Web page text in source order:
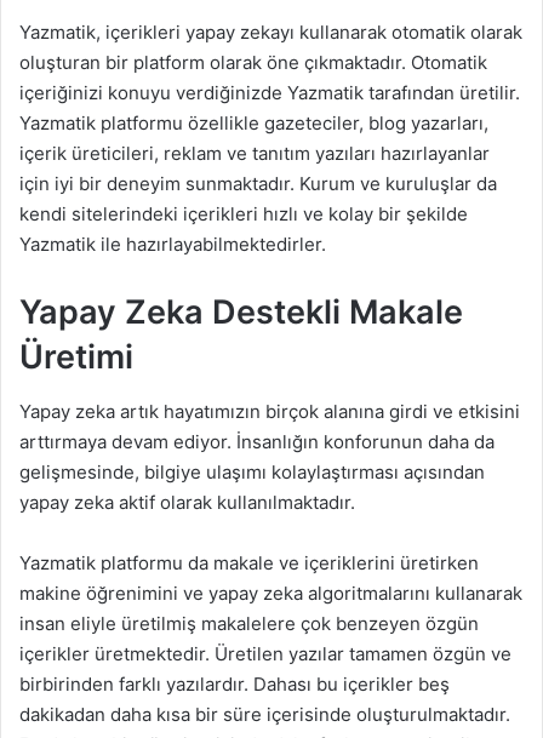
Yazmatik, içerikleri yapay zekayı kullanarak otomatik olarak
oluşturan bir platform olarak öne çıkmaktadır. Otomatik
içeriğinizi konuyu verdiğinizde Yazmatik tarafından üretilir.
Yazmatik platformu özellikle gazeteciler, blog yazarları,
içerik üreticileri, reklam ve tanıtım yazıları hazırlayanlar
için iyi bir deneyim sunmaktadır. Kurum ve kuruluşlar da
kendi sitelerindeki içerikleri hızlı ve kolay bir şekilde
Yazmatik ile hazırlayabilmektedirler.
Yapay Zeka Destekli Makale
Üretimi
Yapay zeka artık hayatımızın birçok alanına girdi ve etkisini
arttırmaya devam ediyor. İnsanlığın konforunun daha da
gelişmesinde, bilgiye ulaşımı kolaylaştırması açısından
yapay zeka aktif olarak kullanılmaktadır.
Yazmatik platformu da makale ve içeriklerini üretirken
makine öğrenimini ve yapay zeka algoritmalarını kullanarak
insan eliyle üretilmiş makalelere çok benzeyen özgün
içerikler üretmektedir. Üretilen yazılar tamamen özgün ve
birbirinden farklı yazılardır. Dahası bu içerikler beş
dakikadan daha kısa bir süre içerisinde oluşturulmaktadır.